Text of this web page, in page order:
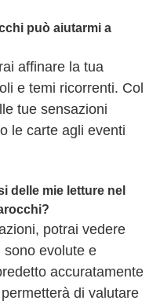
può aiutarmi a
affinare la tua
e temi ricorrenti. Col
tue sensazioni
le carte agli eventi
delle mie letture nel
potrai vedere
sono evolute e
accuratamente
di valutare